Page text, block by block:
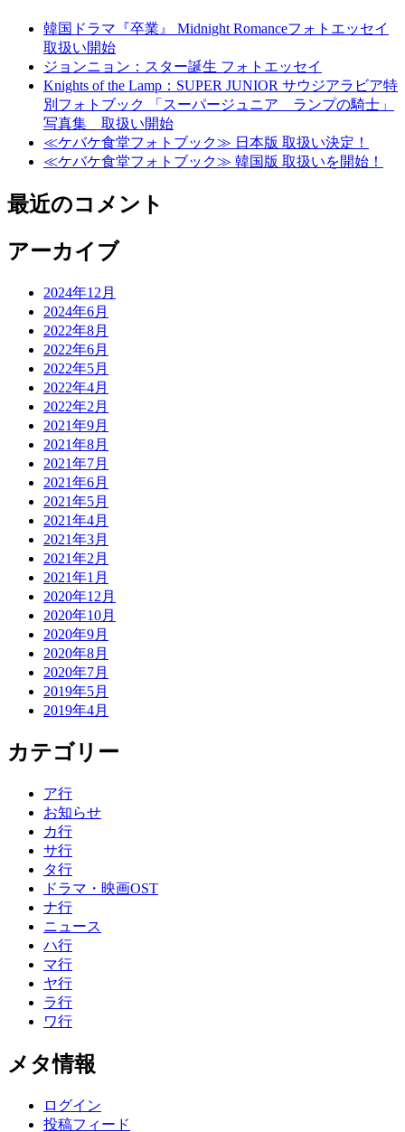
韓国ドラマ『卒業』 Midnight Romanceフォトエッセイ
取扱い開始
ジョンニョン：スター誕生 フォトエッセイ
Knights of the Lamp：SUPER JUNIOR サウジアラビア特
別フォトブック 「スーパージュニア ランプの騎士」
写真集 取扱い開始
≪ケバケ食堂フォトブック≫ 日本版 取扱い決定！
≪ケバケ食堂フォトブック≫ 韓国版 取扱いを開始！
最近のコメント
アーカイブ
2024年12月
2024年6月
2022年8月
2022年6月
2022年5月
2022年4月
2022年2月
2021年9月
2021年8月
2021年7月
2021年6月
2021年5月
2021年4月
2021年3月
2021年2月
2021年1月
2020年12月
2020年10月
2020年9月
2020年8月
2020年7月
2019年5月
2019年4月
カテゴリー
ア行
お知らせ
カ行
サ行
タ行
ドラマ・映画OST
ナ行
ニュース
ハ行
マ行
ヤ行
ラ行
ワ行
メタ情報
ログイン
投稿フィード